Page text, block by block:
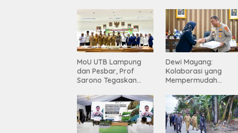
Karakter Generasi
Muda
Tingkatkan Akses
Pendidikan Tinggi
MoU UTB Lampung
dan Pesbar, Prof
Sarono Tegaskan
Berdampak bagi
Masyarakat
Dewi Mayang:
Kolaborasi yang
Mempermudah
Keadilan Harus Terus
Dilanjutkan